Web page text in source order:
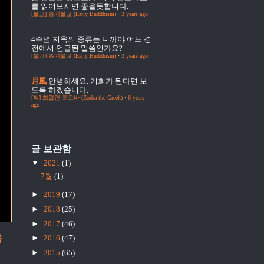
를 읽어보시면 좋을듯합니다.
[불교] 초기불교 (Early Buddhism) · 3 years ago
4수념 지옥의 종류는 니까야 어느 경
전에서 언급된 말씀인가요?
[불교] 초기불교 (Early Buddhism) · 3 years ago
月風 안녕하세요. 기회가 된다면 보
도록 하겠습니다.
[책] 희랍인 조르바 (Zorba the Greek) · 6 years
ago
글 보관함
▼ 2021 (1)
7월 (1)
► 2019 (17)
► 2018 (25)
► 2017 (46)
► 2016 (47)
► 2015 (65)